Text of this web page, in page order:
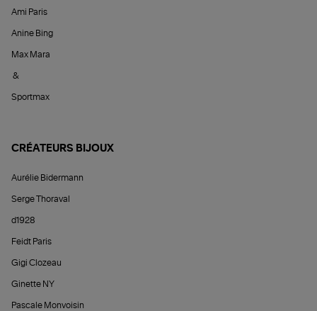
Ami Paris
Anine Bing
Max Mara
&
Sportmax
CRÉATEURS BIJOUX
Aurélie Bidermann
Serge Thoraval
d1928
Feidt Paris
Gigi Clozeau
Ginette NY
Pascale Monvoisin